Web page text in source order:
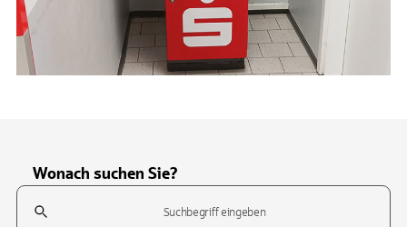
Wonach suchen Sie?
Suchfeld